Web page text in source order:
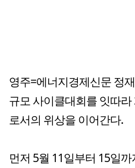
영주=에너지경제신문 정
규모 사이클대회를 잇따
로서의 위상을 이어간다.
먼저 5월 11일부터 15일